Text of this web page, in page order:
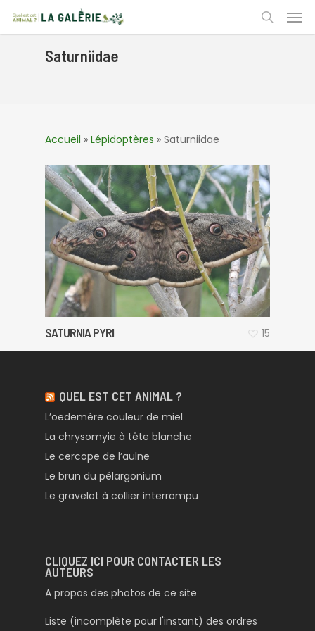
main
search
Saturniidae
Accueil » Lépidoptères » Saturniidae
SATURNIA PYRI 15
QUEL EST CET ANIMAL ?
L’oedemère couleur de miel
La chrysomyie à tête blanche
Le cercope de l’aulne
Le brun du pélargonium
Le gravelot à collier interrompu
CLIQUEZ ICI POUR CONTACTER LES
AUTEURS
A propos des photos de ce site
Liste (incomplète pour l'instant) des ordres